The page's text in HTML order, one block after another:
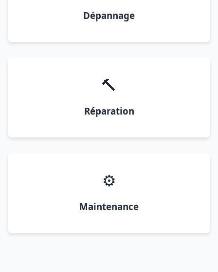
Dépannage
🔨
Réparation
⚙️
Maintenance